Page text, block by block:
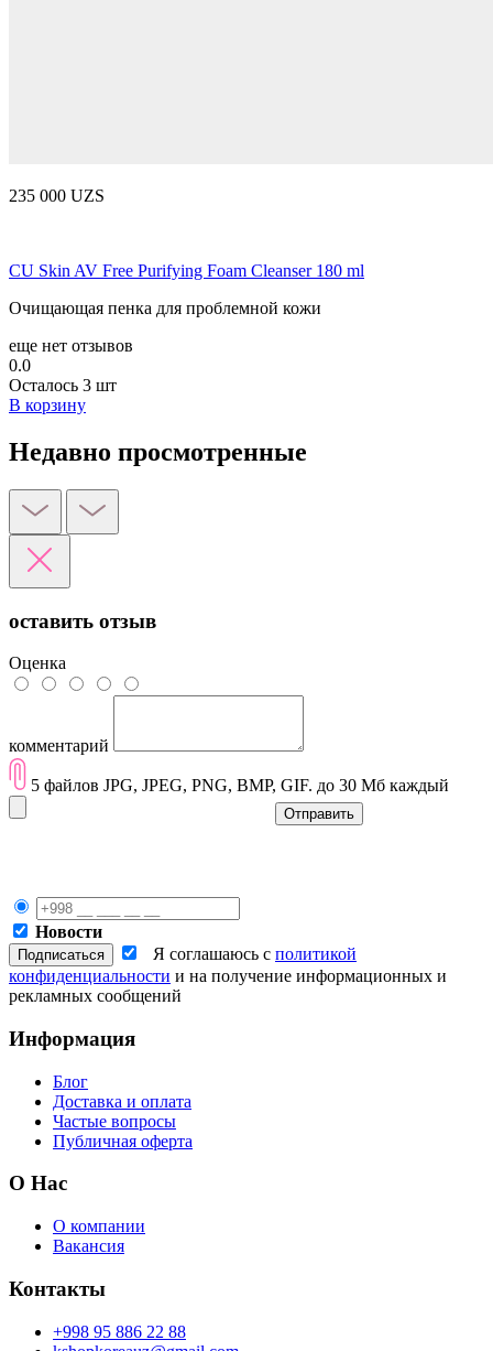
235 000 UZS
CU Skin AV Free Purifying Foam Cleanser 180 ml
Очищающая пенка для проблемной кожи
еще нет отзывов
0.0
Осталось 3 шт
В корзину
Недавно просмотренные
оставить отзыв
Оценка
комментарий
5 файлов JPG, JPEG, PNG, BMP, GIF. до 30 Мб каждый
Отправить
Новости
Я соглашаюсь с политикой
конфиденциальности и на получение информационных и
рекламных сообщений
Информация
Блог
Доставка и оплата
Частые вопросы
Публичная оферта
О Нас
О компании
Вакансия
Контакты
+998 95 886 22 88